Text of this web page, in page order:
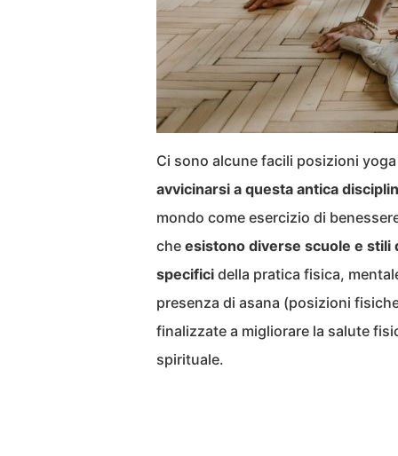
Ci sono alcune facili posizioni
avvicinarsi a questa antica
mondo come esercizio di
che esistono diverse scuole e stili
specifici della pratica fisica,
presenza di asana (posizioni
finalizzate a migliorare la salute
spirituale.